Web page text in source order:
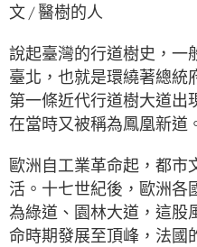
文 / 醫樹的人
說起臺灣的行道樹史，一
臺北，也就是環繞著總統
第一條近代行道樹大道出
在當時又被稱為鳳凰新道
歐洲自工業革命起，都市
活。十七世紀後，歐洲各
為綠道、園林大道，這股
命時期發展至頂峰，法國